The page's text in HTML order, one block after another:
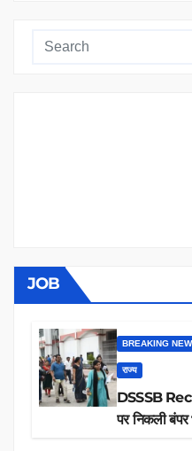
JOB
BREAKING
राज्य
DSSSB
पर निकली बंपर